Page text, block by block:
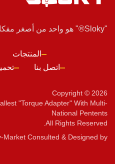
المنتجات
اتصل بنا
Copyright © 2026
"torque Adapter" With Multi-
National Pentents
All Rights Reserved.
Consulted & Designed by
Market